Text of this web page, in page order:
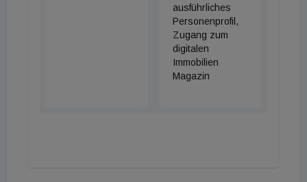
ausführliches
Personenprofil,
Zugang zum
digitalen
Immobilien
Magazin